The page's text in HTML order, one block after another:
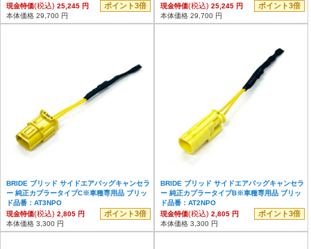
現金特価(税込) 25,245 円 ポイント3倍
本体価格 29,700 円
現金特価(税込) 25,245 円 ポイント3倍
本体価格 29,700 円
BRIDE ブリッド サイドエアバッグキャンセラ
ー 純正カプラータイプC※車種専用品 ブリッ
ド品番：AT3NPO
現金特価(税込) 2,805 円 ポイント3倍
本体価格 3,300 円
BRIDE ブリッド サイドエアバッグキャンセラ
ー 純正カプラータイプB※車種専用品 ブリッ
ド品番：AT2NPO
現金特価(税込) 2,805 円 ポイント3倍
本体価格 3,300 円